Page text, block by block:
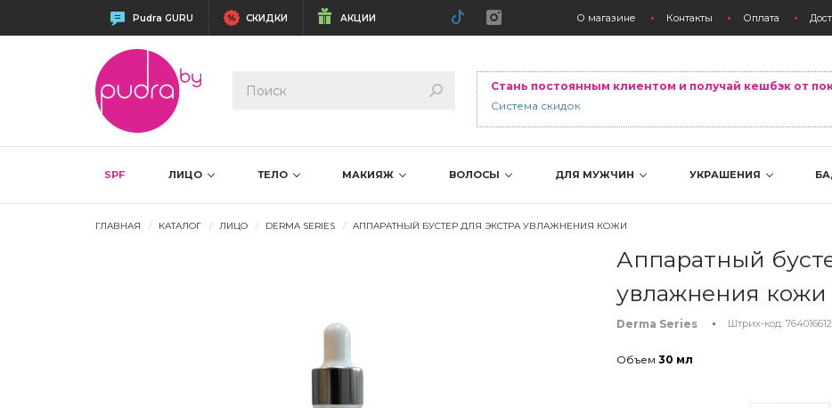
Pudra GURU СКИДКИ АКЦИИ О магазине Контакты Оплата
Стань постоянным клиентом и получай кешбэк от
Система скидок
SPF ЛИЦО ТЕЛО МАКИЯЖ ВОЛОСЫ ДЛЯ МУЖЧИН УКРАШЕНИЯ
ГЛАВНАЯ КАТАЛОГ ЛИЦО DERMA SERIES АППАРАТНЫЙ БУСТЕР ДЛЯ ЭКСТРА УВЛАЖНЕНИЯ КОЖИ
Аппаратный
увлажнения кожи
Derma Series Штрих-код:
Объем 30 мл